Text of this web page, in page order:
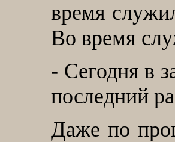
время
Во время
- Сегодня в
последний
Даже по